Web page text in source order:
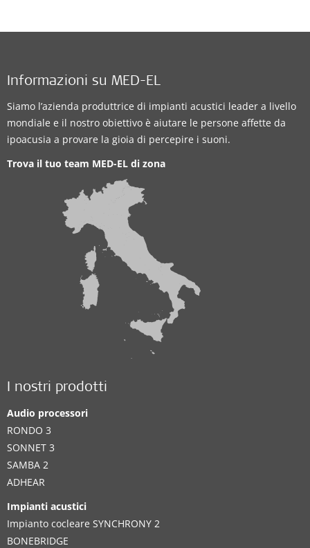
Informazioni su MED-EL
Siamo l’azienda produttrice di impianti acustici leader a livello
mondiale e il nostro obiettivo è aiutare le persone affette da
ipoacusia a provare la gioia di percepire i suoni.
Trova il tuo team MED-EL di zona
I nostri prodotti
Audio processori
RONDO 3
SONNET 3
SAMBA 2
ADHEAR
Impianti acustici
Impianto cocleare SYNCHRONY 2
BONEBRIDGE